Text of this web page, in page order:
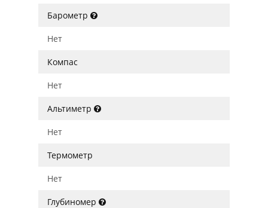
Барометр
Нет
Компас
Нет
Альтиметр
Нет
Термометр
Нет
Глубиномер